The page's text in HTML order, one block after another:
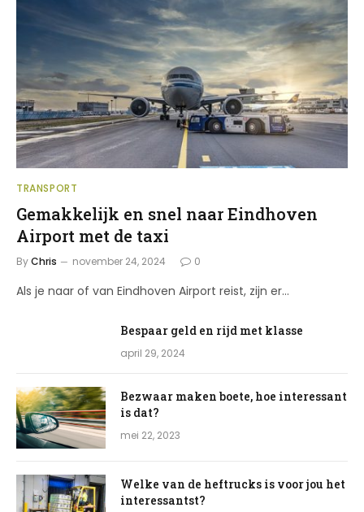
TRANSPORT
Gemakkelijk en snel naar Eindhoven
Airport met de taxi
ByChris november 24, 2024 0
Als je naar of van Eindhoven Airport reist, zijn er…
Bespaar geld en rijd met klasse
april 29, 2024
Bezwaar maken boete, hoe interessant
is dat?
mei 22, 2023
Welke van de heftrucks is voor jou het
interessantst?